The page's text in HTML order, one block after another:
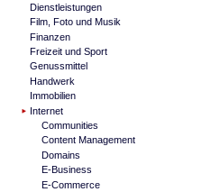
Dienstleistungen
Film, Foto und Musik
Finanzen
Freizeit und Sport
Genussmittel
Handwerk
Immobilien
Internet
Communities
Content Management
Domains
E-Business
E-Commerce